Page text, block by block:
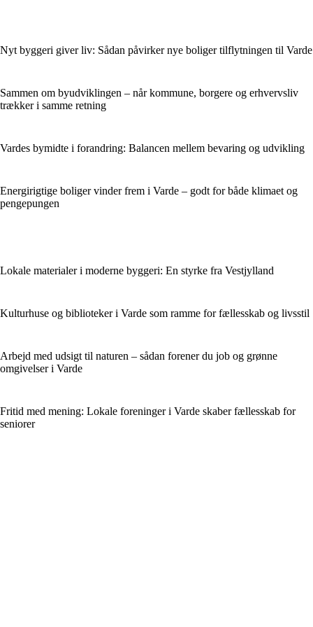
Nyt byggeri giver liv: Sådan påvirker nye boliger tilflytningen til Varde
Sammen om byudviklingen – når kommune, borgere og erhvervsliv
trækker i samme retning
Vardes bymidte i forandring: Balancen mellem bevaring og udvikling
Energirigtige boliger vinder frem i Varde – godt for både klimaet og
pengepungen
Lokale materialer i moderne byggeri: En styrke fra Vestjylland
Kulturhuse og biblioteker i Varde som ramme for fællesskab og livsstil
Arbejd med udsigt til naturen – sådan forener du job og grønne
omgivelser i Varde
Fritid med mening: Lokale foreninger i Varde skaber fællesskab for
seniorer